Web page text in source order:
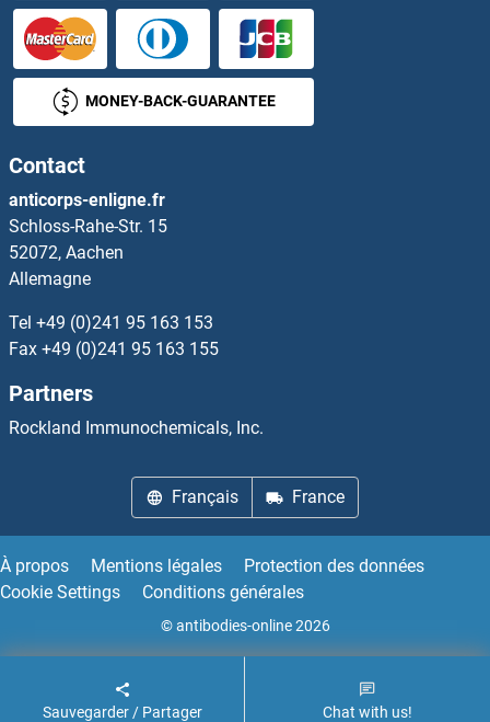
XRCC3 Anticorps
XRCC4 Anticorps
XRCC5 Anticorps
XRCC6 Anticorps
XRCC6BP1 Anticorps
XRN1 Anticorps
XRN2 Anticorps
XRRA1 Anticorps
XYLB Anticorps
XYLT1 Anticorps
MONEY-BACK-GUARANTEE
Contact
anticorps-enligne.fr
Schloss-Rahe-Str. 15
52072, Aachen
Allemagne
Tel +49 (0)241 95 163 153
Fax +49 (0)241 95 163 155
Partners
Rockland Immunochemicals, Inc.
Français France
À propos Mentions légales
Protection des données
Cookie Settings
Conditions générales
© antibodies-online 2026
Sauvegarder / Partager Chat with us!